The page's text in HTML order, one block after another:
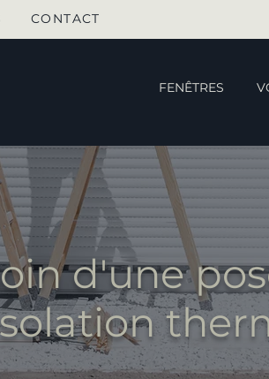
CONTACT
FENÊTRES
d'une